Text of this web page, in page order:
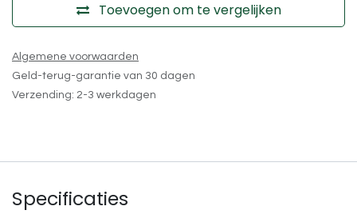
Toevoegen om te vergelijken
Algemene voorwaarden
Geld-terug-garantie van 30 dagen
Verzending: 2-3 werkdagen
Specificaties